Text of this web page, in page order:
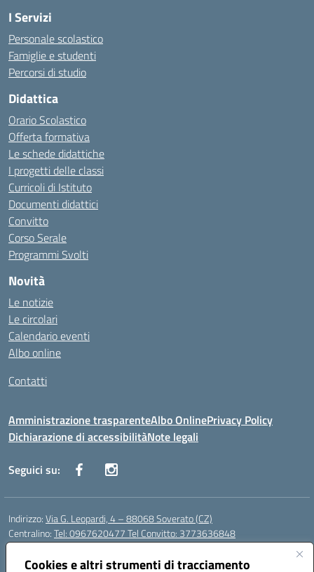
Cookies e altri strumenti di tracciamento
I Servizi
Personale scolastico
Famiglie e studenti
Percorsi di studio
Didattica
Orario Scolastico
Offerta formativa
Le schede didattiche
I progetti delle classi
Curricoli di Istituto
Documenti didattici
Convitto
Corso Serale
Programmi Svolti
Novità
Le notizie
Le circolari
Calendario eventi
Albo online
Contatti
Amministrazione trasparenteAlbo OnlinePrivacy Policy
Dichiarazione di accessibilitàNote legali
Seguici su:
Indirizzo:Via G. Leopardi, 4 – 88068 Soverato (CZ)
Centralino:Tel: 0967620477 Tel Convitto: 3773636848
Email:
Posta elettronica certificata (PEC):czrh04000q@pec.istruzione.it